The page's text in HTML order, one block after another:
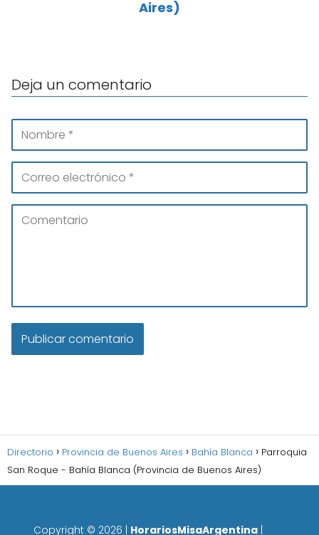
Aires)
Deja un comentario
Directorio Provincia de Buenos Aires Bahía Blanca
Parroquia
San Roque - Bahía Blanca (Provincia de Buenos Aires)
Copyright © 2026 HorariosMisaArgentina